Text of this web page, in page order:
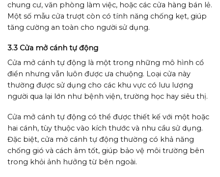
chung cư, văn phòng làm việc, hoặc các cửa hàng bán lẻ.
Một số mẫu cửa trượt còn có tính năng chống kẹt, giúp
tăng cường an toàn cho người sử dụng.
3.3 Cửa mở cánh tự động
Cửa mở cánh tự động là một trong những mô hình cổ
điển nhưng vẫn luôn được ưa chuộng. Loại cửa này
thường được sử dụng cho các khu vực có lưu lượng
người qua lại lớn như bệnh viện, trường học hay siêu thị.
Cửa mở cánh tự động có thể được thiết kế với một hoặc
hai cánh, tùy thuộc vào kích thước và nhu cầu sử dụng.
Đặc biệt, cửa mở cánh tự động thường có khả năng
chống gió và cách âm tốt, giúp bảo vệ môi trường bên
trong khỏi ảnh hưởng từ bên ngoài.